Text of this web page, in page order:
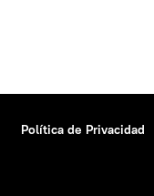
Política de Privacidad